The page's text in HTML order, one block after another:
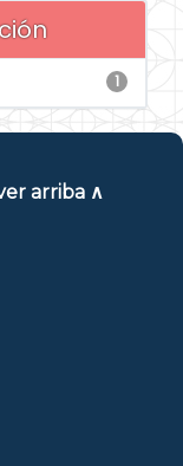
1
arriba ∧